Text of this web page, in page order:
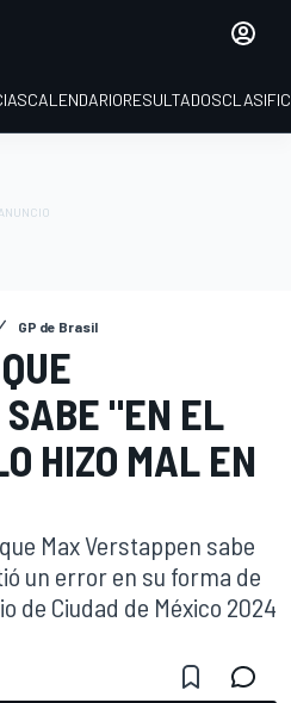
CALENDARIORESULTADOS
GP de Brasil
"EN EL
HIZO MAL EN
Max Verstappen sabe
un error en su forma de
de Ciudad de México 2024